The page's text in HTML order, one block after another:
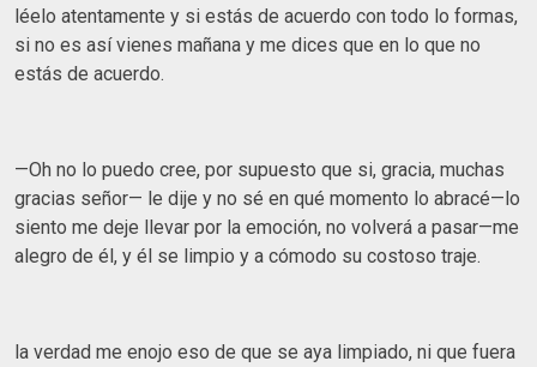
léelo atentamente y si estás de acuerdo con todo lo formas,
si no es así vienes mañana y me dices que en lo que no
estás de acuerdo.
—Oh no lo puedo cree, por supuesto que si, gracia, muchas
gracias señor— le dije y no sé en qué momento lo abracé—lo
siento me deje llevar por la emoción, no volverá a pasar—me
alegro de él, y él se limpio y a cómodo su costoso traje.
la verdad me enojo eso de que se aya limpiado, ni que fuera